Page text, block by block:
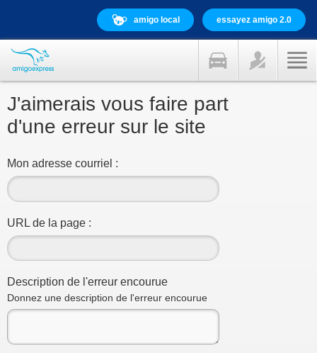
amigo local essayez amigo 2.0
J'aimerais vous faire part
d'une erreur sur le site
Mon adresse courriel :
URL de la page :
Description de l'erreur encourue
Donnez une description de l'erreur encourue